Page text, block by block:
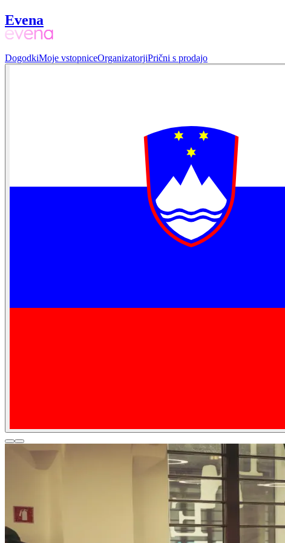
Evena
DogodkiMoje vstopniceOrganizatorjiPrični s prodajo